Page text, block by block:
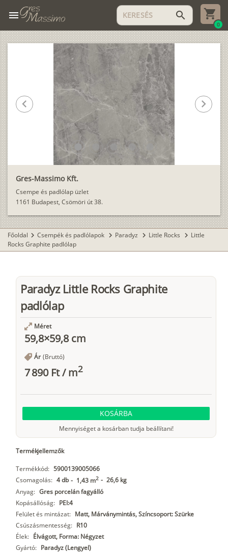
menu search
0
Gres-Massimo Kft.
Csempe és padlólap üzlet
1161 Budapest, Csömöri út 38.
lens lens lens lens
chevron_left chevron_right
Főoldal chevron_right Csempék és padlólapok chevron_right Paradyz chevron_right Little Rocks chevron_right Little
Rocks Graphite padlólap
Paradyz Little Rocks Graphite
padlólap
Méret
59,8×59,8 cm
Ár (Bruttó)
7 890 Ft/m2
KOSÁRBA
Mennyiséget a kosárban tudja beállítani!
Termékjellemzők
Termékkód: 5900139005066
Csomagolás: 4 db - 1,43 m2 - 26,6 kg
Anyag: Gres porcelán fagyálló
Kopásállóság: PEI:4
Felület és mintázat: Matt, Márványmintás, Színcsoport: Szürke
Csúszásmentesség: R10
Élek: Élvágott, Forma: Négyzet
Gyártó: Paradyz (Lengyel)